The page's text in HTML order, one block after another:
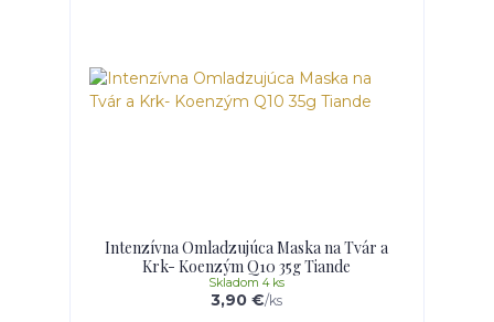
Intenzívna Omladzujúca Maska na Tvár a
Krk- Koenzým Q10 35g Tiande
3,90 €/ks
Skladom 4 ks